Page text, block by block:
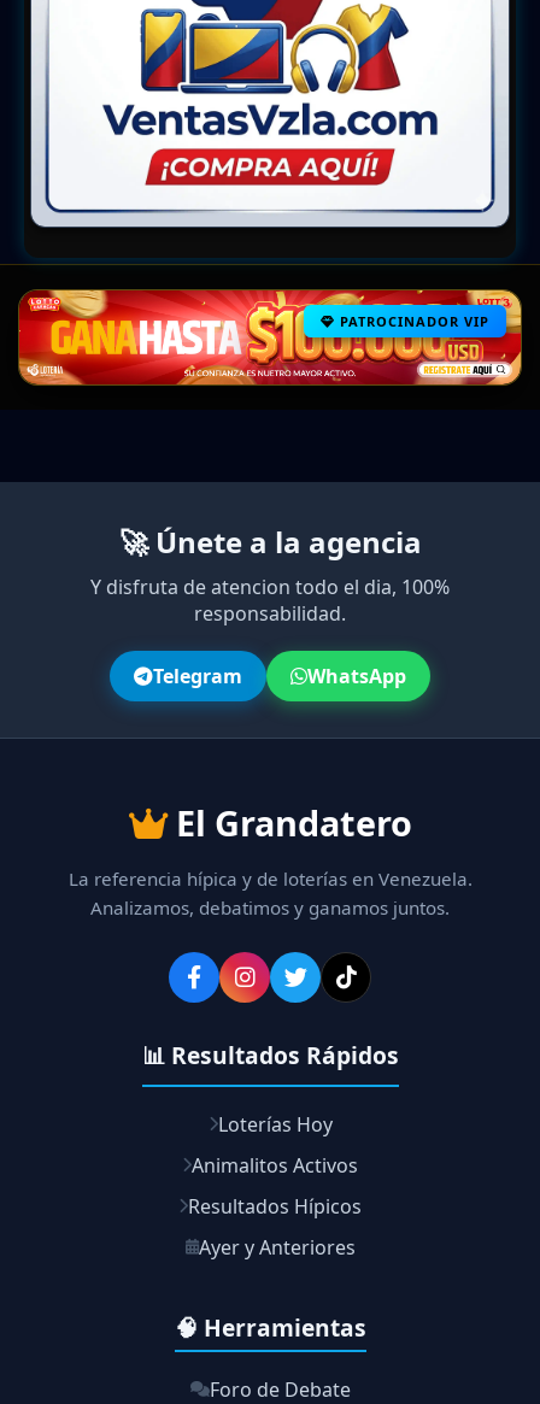
PATROCINADOR VIP
🚀 Únete a la agencia
Y disfruta de atencion todo el dia, 100%
responsabilidad.
Telegram WhatsApp
El Grandatero
La referencia hípica y de loterías en Venezuela.
Analizamos, debatimos y ganamos juntos.
📊 Resultados Rápidos
Loterías Hoy
Animalitos Activos
Resultados Hípicos
Ayer y Anteriores
🧠 Herramientas
Foro de Debate